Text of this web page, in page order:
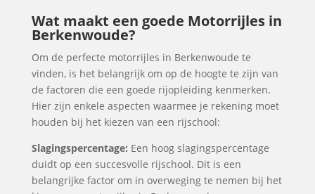
Wat maakt een goede Motorrijles in
Berkenwoude?
Om de perfecte motorrijles in Berkenwoude te
vinden, is het belangrijk om op de hoogte te zijn van
de factoren die een goede rijopleiding kenmerken.
Hier zijn enkele aspecten waarmee je rekening moet
houden bij het kiezen van een rijschool:
Slagingspercentage: Een hoog slagingspercentage
duidt op een succesvolle rijschool. Dit is een
belangrijke factor om in overweging te nemen bij het